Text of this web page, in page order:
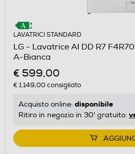
LAVATRICI STANDARD
LG - Lavatrice AI DD R7
A-Bianca
€ 599,00
€ 1.149,00consigliato
Acquisto online: disponibile
Ritiro in negozio in 30' gratuito: